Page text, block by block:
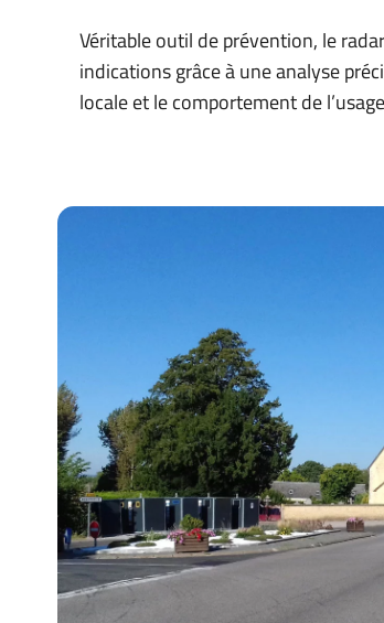
Véritable outil de prévention, le
indications grâce à une analyse
locale et le comportement de